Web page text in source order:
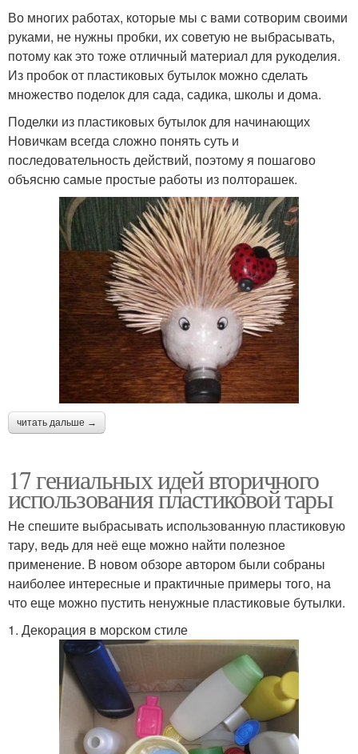
Во многих работах, которые мы с вами сотворим своими
руками, не нужны пробки, их советую не выбрасывать,
потому как это тоже отличный материал для рукоделия.
Из пробок от пластиковых бутылок можно сделать
множество поделок для сада, садика, школы и дома.
Поделки из пластиковых бутылок для начинающих
Новичкам всегда сложно понять суть и
последовательность действий, поэтому я пошагово
объясню самые простые работы из полторашек.
читать дальше →
17 гениальных идей вторичного
использования пластиковой тары
Не спешите выбрасывать использованную пластиковую
тару, ведь для неё еще можно найти полезное
применение. В новом обзоре автором были собраны
наиболее интересные и практичные примеры того, на
что еще можно пустить ненужные пластиковые бутылки.
1. Декорация в морском стиле